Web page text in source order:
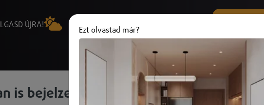
ÚJRA! +36 (20) 316 3000
is bejelzett a szén-monoxid-érzékelő
Ezt olvastad már?